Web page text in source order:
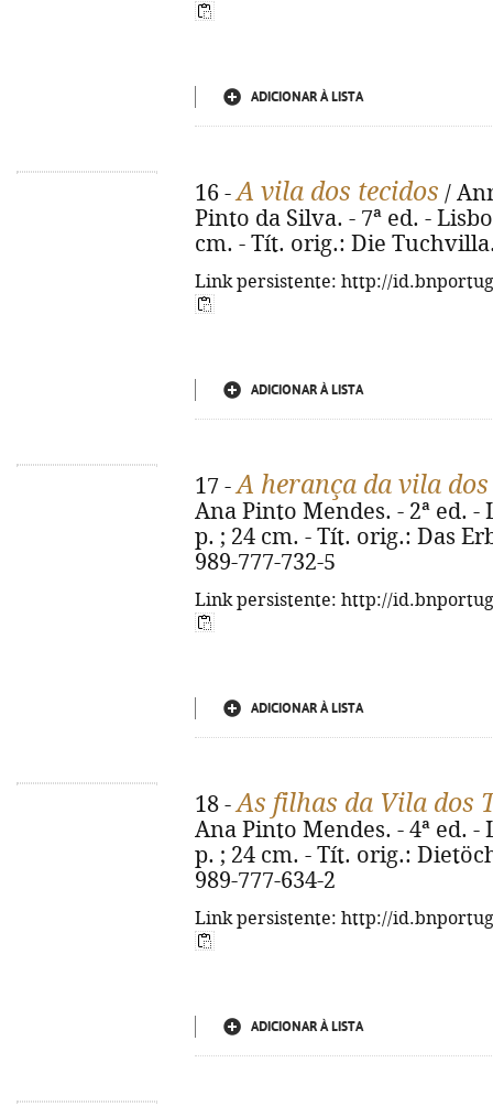
ADICIONAR À LISTA
16 -A vila dos tecidos /
Pinto da Silva. - 7ª ed. -
cm. - Tít. orig.: Die Tuchvilla.
Link persistente: http://
ADICIONAR À LISTA
17 -A herança da vila
Ana Pinto Mendes. - 2ª ed. -
p. ; 24 cm. - Tít. orig.: Das
989-777-732-5
Link persistente: http://
ADICIONAR À LISTA
18 -As filhas da Vila dos
Ana Pinto Mendes. - 4ª ed. -
p. ; 24 cm. - Tít. orig.:
989-777-634-2
Link persistente: http://
ADICIONAR À LISTA